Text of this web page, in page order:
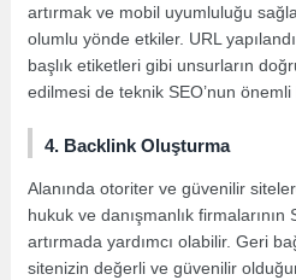
artırmak ve mobil uyumluluğu
olumlu yönde etkiler. URL
başlık etiketleri gibi unsurların
edilmesi de teknik SEO’nun önemli
4. Backlink Oluşturma
Alanında otoriter ve güvenilir
hukuk ve danışmanlık firmalarının
artırmada yardımcı olabilir. Geri
sitenizin değerli ve güvenilir